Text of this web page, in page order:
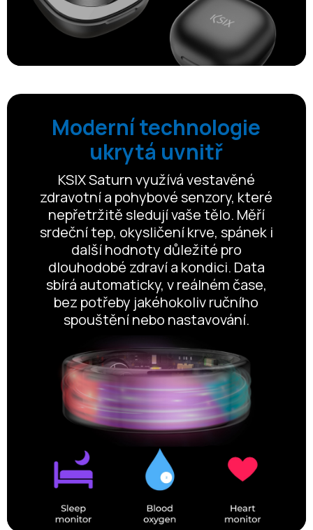
Moderní technologie
ukrytá uvnitř
KSIX Saturn využívá vestavěné
zdravotní a pohybové senzory, které
nepřetržitě sledují vaše tělo. Měří
srdeční tep, okysličení krve, spánek i
další hodnoty důležité pro
dlouhodobé zdraví a kondici. Data
sbírá automaticky, v reálném čase,
bez potřeby jakéhokoliv ručního
spouštění nebo nastavování.